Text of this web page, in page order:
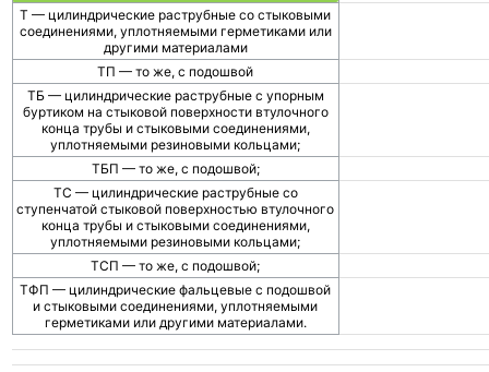
Т — цилиндрические раструбные со стыковыми
соединениями, уплотняемыми герметиками или
другими материалами
ТП — то же, с подошвой
ТБ — цилиндрические раструбные с упорным
буртиком на стыковой поверхности втулочного
конца трубы и стыковыми соединениями,
уплотняемыми резиновыми кольцами;
ТБП — то же, с подошвой;
ТС — цилиндрические раструбные со
ступенчатой стыковой поверхностью втулочного
конца трубы и стыковыми соединениями,
уплотняемыми резиновыми кольцами;
ТСП — то же, с подошвой;
ТФП — цилиндрические фальцевые с подошвой
и стыковыми соединениями, уплотняемыми
герметиками или другими материалами.